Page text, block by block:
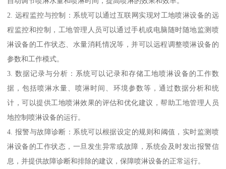
2. 远程监控与控制：系统可以通过互联网实现对工地喷淋设备的远
程监控和控制，工地管理人员可以通过手机或电脑随时随地监测喷
淋设备的工作状态、水量消耗情况等，并可以远程调整喷淋设备的
参数和工作模式。
3. 数据记录与分析：系统可以记录和存储工地喷淋设备的工作数
据，包括喷淋水量、喷淋时间、环境参数等，通过数据分析和统
计，可以提供工地喷淋效果的评估和优化建议，帮助工地管理人员
地控制喷淋设备的运行。
4. 报警与故障诊断：系统可以根据设定的规则和阈值，实时监测喷
淋设备的工作状态，一旦发生异常或故障，系统会及时发出报警信
息，并提供故障诊断和排除的建议，保障喷淋设备的正常运行。